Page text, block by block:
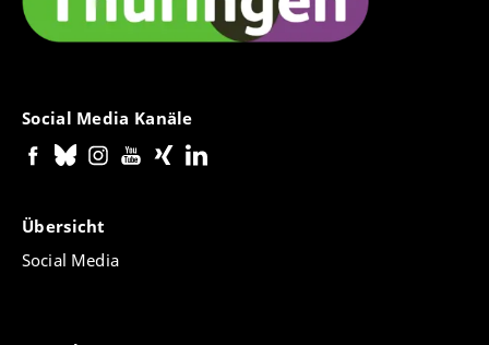
Social Media Kanäle
Übersicht
Social Media